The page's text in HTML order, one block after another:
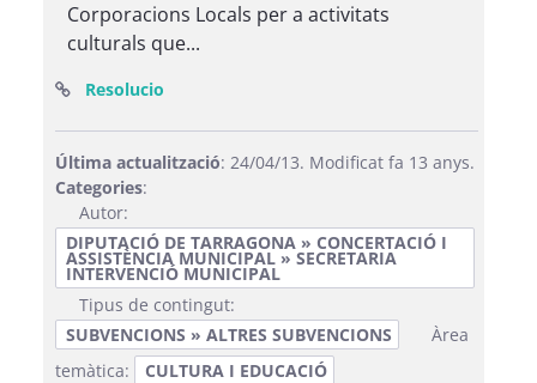
Corporacions Locals per a activitats
culturals que...
Resolucio
Última actualització: 24/04/13. Modificat fa 13 anys.
Categories:
Autor:
DIPUTACIÓ DE TARRAGONA » CONCERTACIÓ I
ASSISTÈNCIA MUNICIPAL » SECRETARIA
INTERVENCIÓ MUNICIPAL
Tipus de contingut:
SUBVENCIONS » ALTRES SUBVENCIONS
Àrea
temàtica:
CULTURA I EDUCACIÓ